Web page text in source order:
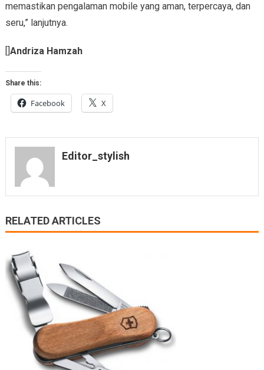
memastikan pengalaman mobile yang aman, terpercaya, dan
seru,” lanjutnya.
[]Andriza Hamzah
Share this:
Facebook X
Editor_stylish
RELATED ARTICLES